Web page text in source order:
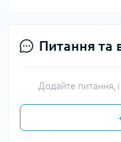
Питання та
Додайте питання,